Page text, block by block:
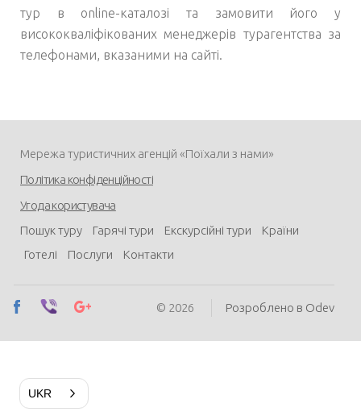
тур в online-каталозі та замовити його у
висококваліфікованих менеджерів турагентства за
телефонами, вказаними на сайті.
Мережа туристичних агенцій «Поїхали з нами»
Політика конфіденційності
Угода користувача
Пошук туру
Гарячі тури Екскурсійні тури
Країни
Готелі
Послуги Контакти
© 2026 Розроблено в Odev
UKR